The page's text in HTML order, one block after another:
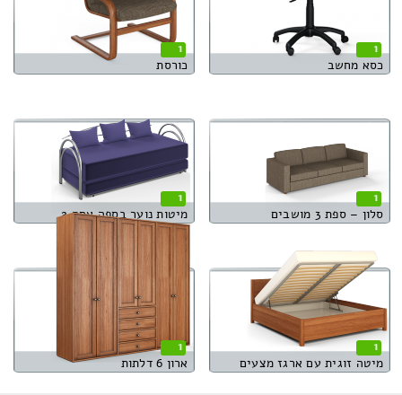
1
כסא מחשב
1
כורסת
1
סלון – ספת 3 מושבים
1
מיטות נוער בספה אחת 2
1
מיטה זוגית עם ארגז מצעים
1
ארון 6 דלתות